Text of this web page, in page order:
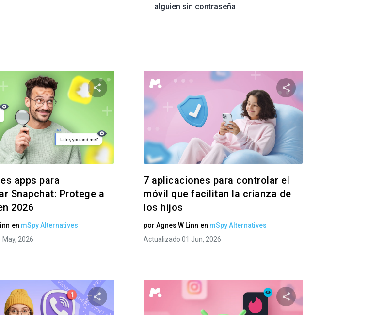
alguien sin contraseña
Comparte este artículo
Twitter Facebook Copiar enlace
apps para
Snapchat: Protege a
2026
en mSpy Alternatives
2026
Comparte este
Twitter
7 aplicaciones para controlar el
móvil que facilitan la crianza de
los hijos
porAgnes W Linn en mSpy Alternatives
Actualizado 01 Jun, 2026